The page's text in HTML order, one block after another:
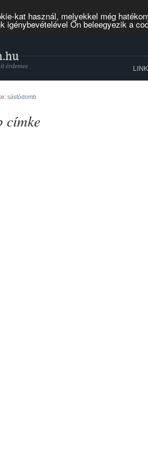
kat használ, melyekkel még
igénybevételével Ön beleegyezik a
sástódomb
címke